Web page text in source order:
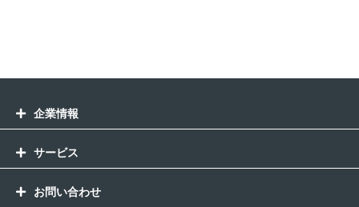
企業情報
サービス
お問い合わせ